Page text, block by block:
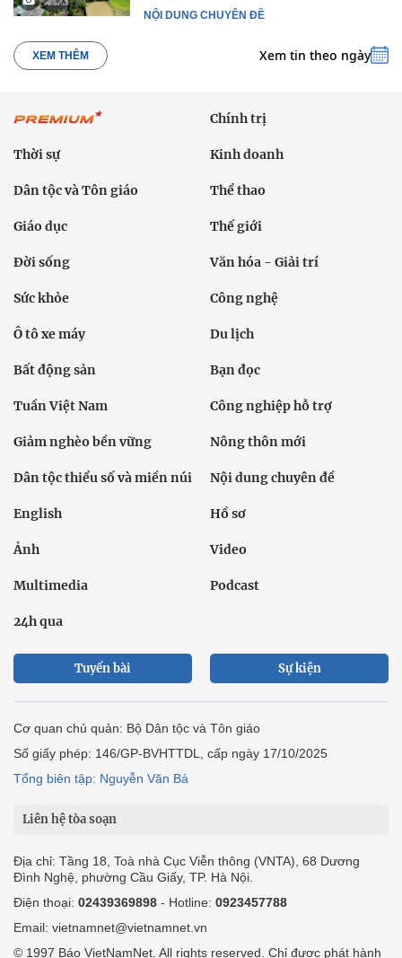
NỘI DUNG CHUYÊN ĐỀ
XEM THÊM Xem tin theo ngày
Chính trị
Thời sự Kinh doanh
Dân tộc và Tôn giáo Thể thao
Giáo dục Thế giới
Đời sống Văn hóa - Giải trí
Sức khỏe Công nghệ
Ô tô xe máy Du lịch
Bất động sản Bạn đọc
Tuần Việt Nam Công nghiệp hỗ trợ
Giảm nghèo bền vững Nông thôn mới
Dân tộc thiểu số và miền núi Nội dung chuyên đề
English Hồ sơ
Ảnh Video
Multimedia Podcast
24h qua
Tuyến bài Sự kiện
Cơ quan chủ quản: Bộ Dân tộc và Tôn giáo
Số giấy phép: 146/GP-BVHTTDL, cấp ngày 17/10/2025
Tổng biên tập: Nguyễn Văn Bá
Liên hệ tòa soạn
Địa chỉ: Tầng 18, Toà nhà Cục Viễn thông (VNTA), 68 Dương
Đình Nghệ, phường Cầu Giấy, TP. Hà Nội.
Điện thoại: 02439369898 - Hotline: 0923457788
Email: vietnamnet@vietnamnet.vn
© 1997 Báo VietNamNet. All rights reserved. Chỉ được phát hành